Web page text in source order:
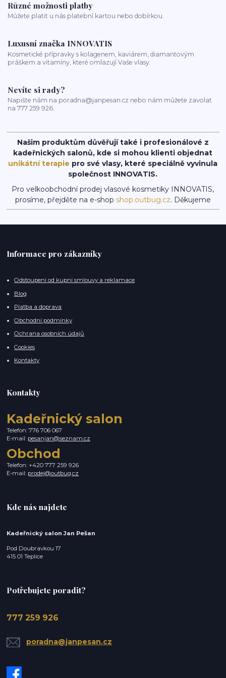
Různé možnosti platby
Můžete platit u nás platební kartou nebo dobírkou.
Luxusní značka INNOVATIS
Kosmetické přípravky s kolagenem, kaviárem, diamantovým
práškem a vitamíny, které omlazují Vaše vlasy.
Nevíte si rady?
Napište nám na poradna@janpesan.cz nebo nám můžete zavolat
na 777 259 926.
Našim produktům důvěřují také i profesionálové z
kadeřnických salonů, kde si mohou klienti objednat
unikátní terapie pro své vlasy, které speciálně vyvinula
společnost INNOVATIS.
Pro velkoobchodní prodej vlasové kosmetiky INNOVATIS,
prosíme, přejděte na e-shop shop.outbug.cz. Děkujeme
Informace pro zákazníky
Odstoupení od kupní smlouvy a reklamace
Blog
Platba a doprava
Obchodní podmínky
Ochrana osobních údajů
Cookies
Kontakty
Kontakty
Kadeřnický salon
Telefon: 776 706 067
E-mail: pesanjan@seznam.cz
Obchod
Telefon: +420 777 259 926
E-mail: prodej@outbug.cz
Kde nás najdete
Kadeřnický salon Jan Pešan
Pod Doubravkou 17
415 01 Teplice
Potřebujete poradit?
777 259 926
poradna@janpesan.cz